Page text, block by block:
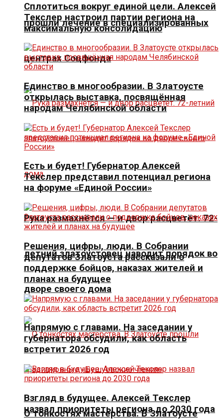
прошли лечение в специализированных
центрах Соцфонда
Рука размахнётся — и двор расцветёт. 72-
летний златоустовец наводит порядок во
дворе своего дома
О тонкостях мастерства. В Златоусте
Сплотиться вокруг единой цели. Алексей
Текслер настроил партии региона на
максимальную консолидацию
Единство в многообразии. В Златоусте
открылась выставка, посвящённая
народам Челябинской области
Есть и будет! Губернатор Алексей
Текслер представил потенциал региона
на форуме «Единой России»
Решения, цифры, люди. В Собрании
депутатов Златоуста рассказали о
поддержке бойцов, наказах жителей и
планах на будущее
Напрямую с главами. На заседании у
губернатора обсудили, как область
встретит 2026 год
Взгляд в будущее. Алексей Текслер
назвал приоритеты региона до 2030 года